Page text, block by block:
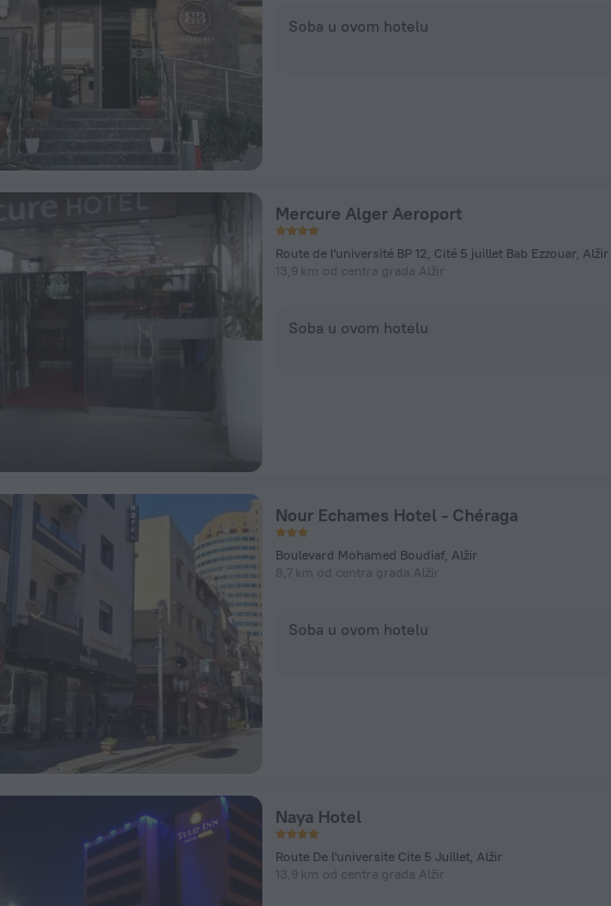
Soba u ovom hotelu
Mercure Alger Aeroport
Route de l'université BP 12, Cité 5 juillet Bab Ezzouar, Alžir
13,9 km od centra grada Alžir
Soba u ovom hotelu
Nour Echames Hotel - Chéraga
Boulevard Mohamed Boudiaf, Alžir
8,7 km od centra grada Alžir
Soba u ovom hotelu
Naya Hotel
Route De l'universite Cite 5 Juillet, Alžir
13,9 km od centra grada Alžir